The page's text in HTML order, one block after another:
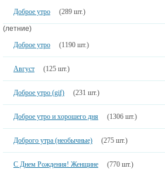
Доброе утро
(289 шт.)
(летние)
Доброе утро
(1190 шт.)
Август (125 шт.)
Доброе утро (gif) (231 шт.)
Доброе утро и хорошего дня (1306 шт.)
Доброго утра (необычные) (275 шт.)
С Днем Рождения! Женщине (770 шт.)